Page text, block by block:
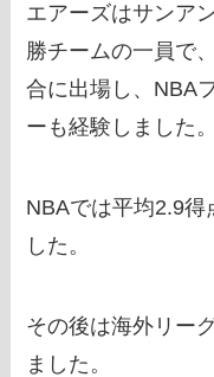
エアーズはサンア
勝チームの一員で
合に出場し、NBA
ーも経験しました。
NBAでは平均2.9得
した。
その後は海外リー
ました。